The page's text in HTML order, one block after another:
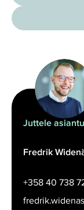
Juttele
Fredrik
+358 40 738